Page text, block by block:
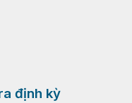
định kỳ